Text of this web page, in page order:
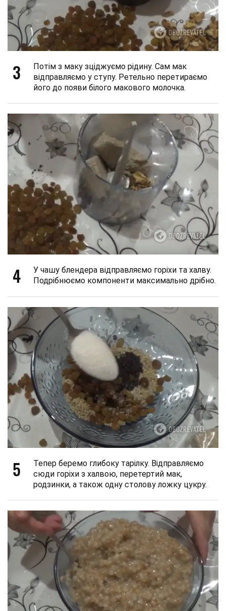
3
Потім з маку зціджуємо рідину. Сам мак
відправляємо у ступу. Ретельно перетираємо
його до появи білого макового молочка.
4
У чашу блендера відправляємо горіхи та халву.
Подрібнюємо компоненти максимально дрібно.
5
Тепер беремо глибоку тарілку. Відправляємо
сюди горіхи з халвою, перетертий мак,
родзинки, а також одну столову ложку цукру.